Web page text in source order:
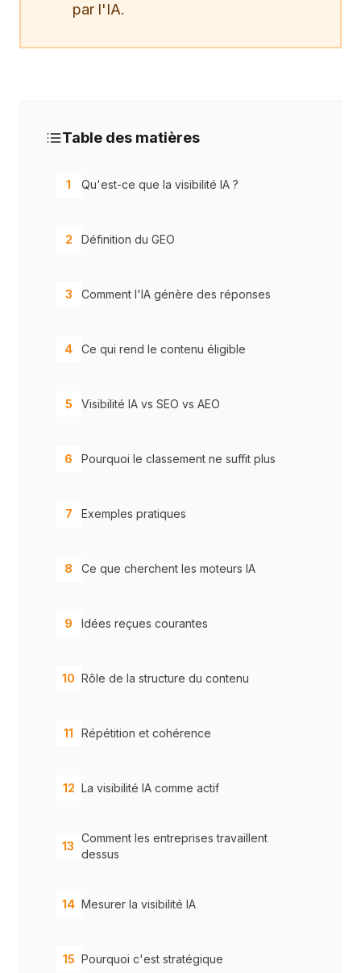
par l'IA.
Table des matières
1 Qu'est-ce que la visibilité IA ?
2 Définition du GEO
3 Comment l'IA génère des réponses
4 Ce qui rend le contenu éligible
5 Visibilité IA vs SEO vs AEO
6 Pourquoi le classement ne suffit plus
7 Exemples pratiques
8 Ce que cherchent les moteurs IA
9 Idées reçues courantes
10 Rôle de la structure du contenu
11 Répétition et cohérence
12 La visibilité IA comme actif
13
Comment les entreprises travaillent
dessus
14 Mesurer la visibilité IA
15 Pourquoi c'est stratégique